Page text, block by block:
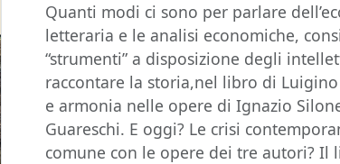
Quanti modi ci sono per parlare
letteraria e le analisi economiche,
“strumenti” a disposizione degli
raccontare la storia,nel libro di
e armonia nelle opere di Ignazio
Guareschi. E oggi? Le crisi
comune con le opere dei tre autori? Il